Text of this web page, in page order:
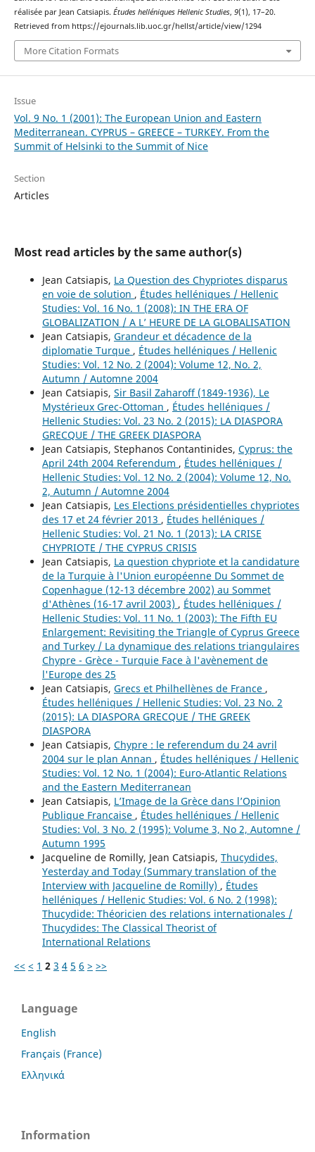
réalisée par Jean Catsiapis. Études helléniques Hellenic Studies, 9(1), 17–20.
Retrieved from https://ejournals.lib.uoc.gr/hellst/article/view/1294
More Citation Formats
Issue
Vol. 9 No. 1 (2001): The European Union and Eastern
Mediterranean. CYPRUS – GREECE – TURKEY. From the
Summit of Helsinki to the Summit of Nice
Section
Articles
Most read articles by the same author(s)
Jean Catsiapis, La Question des Chypriotes disparus
en voie de solution , Études helléniques / Hellenic
Studies: Vol. 16 No. 1 (2008): IN THE ERA OF
GLOBALIZATION / A L’ HEURE DE LA GLOBALISATION
Jean Catsiapis, Grandeur et décadence de la
diplomatie Turque , Études helléniques / Hellenic
Studies: Vol. 12 No. 2 (2004): Volume 12, No. 2,
Autumn / Automne 2004
Jean Catsiapis, Sir Basil Zaharoff (1849-1936), Le
Mystérieux Grec-Ottoman , Études helléniques /
Hellenic Studies: Vol. 23 No. 2 (2015): LA DIASPORA
GRECQUE / THE GREEK DIASPORA
Jean Catsiapis, Stephanos Contantinides, Cyprus: the
April 24th 2004 Referendum , Études helléniques /
Hellenic Studies: Vol. 12 No. 2 (2004): Volume 12, No.
2, Autumn / Automne 2004
Jean Catsiapis, Les Elections présidentielles chypriotes
des 17 et 24 février 2013 , Études helléniques /
Hellenic Studies: Vol. 21 No. 1 (2013): LA CRISE
CHYPRIOTE / THE CYPRUS CRISIS
Jean Catsiapis, La question chypriote et la candidature
de la Turquie à l'Union européenne Du Sommet de
Copenhague (12-13 décembre 2002) au Sommet
d'Athènes (16-17 avril 2003) , Études helléniques /
Hellenic Studies: Vol. 11 No. 1 (2003): The Fifth EU
Enlargement: Revisiting the Triangle of Cyprus Greece
and Turkey / La dynamique des relations triangulaires
Chypre - Grèce - Turquie Face à l'avènement de
l'Europe des 25
Jean Catsiapis, Grecs et Philhellènes de France ,
Études helléniques / Hellenic Studies: Vol. 23 No. 2
(2015): LA DIASPORA GRECQUE / THE GREEK
DIASPORA
Jean Catsiapis, Chypre : le referendum du 24 avril
2004 sur le plan Annan , Études helléniques / Hellenic
Studies: Vol. 12 No. 1 (2004): Euro-Atlantic Relations
and the Eastern Mediterranean
Jean Catsiapis, L’Image de la Grèce dans l’Opinion
Publique Francaise , Études helléniques / Hellenic
Studies: Vol. 3 No. 2 (1995): Volume 3, No 2, Automne /
Autumn 1995
Jacqueline de Romilly, Jean Catsiapis, Thucydides,
Yesterday and Today (Summary translation of the
Interview with Jacqueline de Romilly) , Études
helléniques / Hellenic Studies: Vol. 6 No. 2 (1998):
Thucydide: Théoricien des relations internationales /
Thucydides: The Classical Theorist of
International Relations
<< < 1 2 3 4 5 6 > >>
Language
English
Français (France)
Ελληνικά
Information